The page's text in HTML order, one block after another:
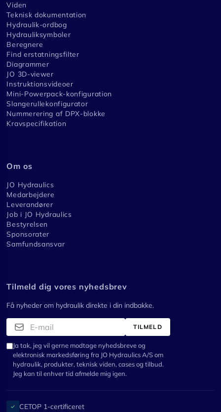
Viden
Teknisk dokumentation
Hydraulik-ordbog
Hydrauliksymboler
Beregnere
Find erstatningsfilter
Diagrammer
JO 3D-viewer
Instruktionsvideoer
Mini-Powerpack-konfiguration
Slangerullekonfigurator
Nummerering af DPX-blokke
Kravspecifikation
Om os
JO Hydraulics
Medarbejdere
Leverandører
Job i JO Hydraulics
Bestyrelsen
Sponsorater
Samfundsansvar
Tilmeld dig vores nyhedsbrev
Få nyheder om hydraulik direkte i din indbakke.
TILMELD
Ja tak, jeg vil gerne modtage nyhedsbreve og
elektronisk markedsføring fra JO Hydraulics A/S om
hydraulik, produkter, teknisk viden, cases og tilbud.
Jeg kan til enhver tid afmelde mig igen.
✓ CETOP 1-certificeret